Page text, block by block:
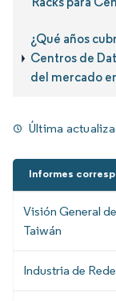
¿Qué años
Centros de
del mercado
Última
Informes
Visión General
Taiwán
Industria de